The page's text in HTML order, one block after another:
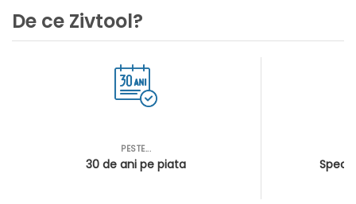
Cartuse filtrante pentru pompe
De ce Zivtool?
PESTE...
30 de ani pe piata